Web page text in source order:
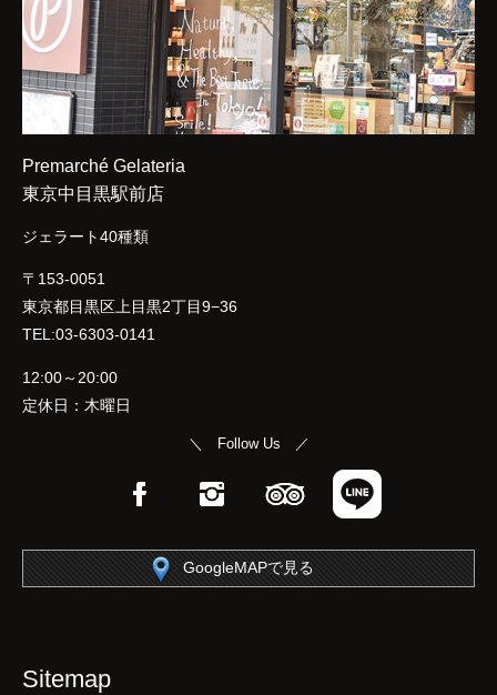
Premarché Gelateria
東京中目黒駅前店
ジェラート40種類
〒153-0051
東京都目黒区上目黒2丁目9−36
TEL:03-6303-0141
12:00～20:00
定休日：木曜日
＼ Follow Us ／
FacebookInstagramTripAdvisor
GoogleMAPで見る
Sitemap